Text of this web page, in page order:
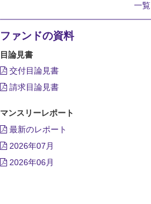
一覧
ファンドの資料
目論見書
交付目論見書
請求目論見書
マンスリーレポート
最新のレポート
2026年07月
2026年06月